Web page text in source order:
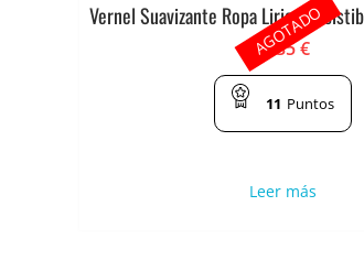
Vernel Suavizante Ropa Lirio
2.35€
11 Puntos
Leer más
AGOTADO